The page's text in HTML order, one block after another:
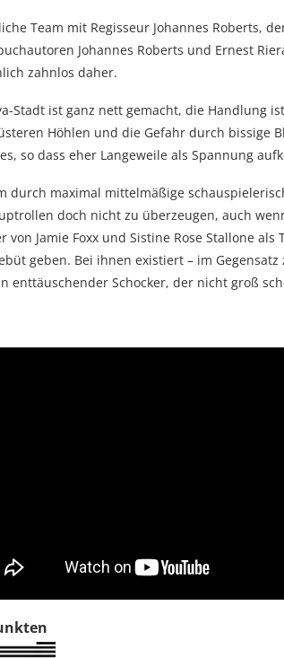
Team mit Regisseur Johannes Roberts,
Johannes Roberts und Ernest
zahnlos daher.
Stadt ist ganz nett gemacht, die Handlung
Höhlen und die Gefahr durch bissige
so dass eher Langeweile als Spannung
durch maximal mittelmäßige
doch nicht zu überzeugen, auch
von Jamie Foxx und Sistine Rose Stallone
geben. Bei ihnen existiert – im
enttäuschender Schocker, der nicht groß